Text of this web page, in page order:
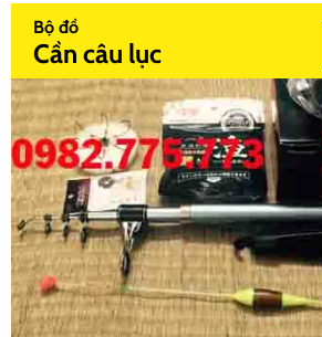
Bộ đồ
Cần câu lục